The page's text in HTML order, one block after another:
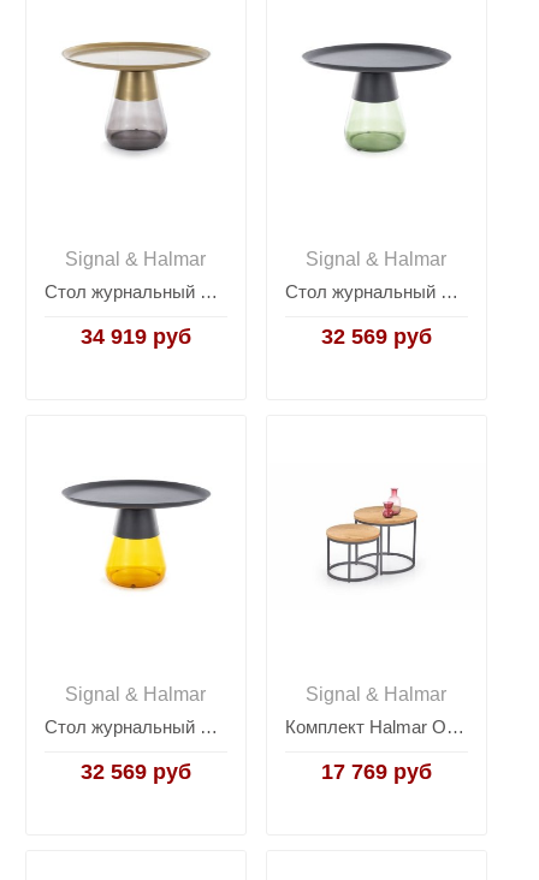
Signal & Halmar
Стол журнальный Signal TIFFANY B (золотой/черный)
34 919 руб
Signal & Halmar
Стол журнальный Signal TIFFANY B (черный/зеленый)
32 569 руб
Signal & Halmar
Стол журнальный Signal TIFFANY B (черный/оранжевый)
32 569 руб
Signal & Halmar
Комплект Halmar OREO 2 стола журнальных (дуб золотой/черный)
17 769 руб